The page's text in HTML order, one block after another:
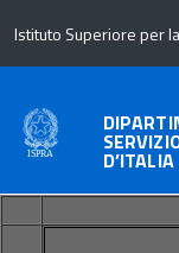
Istituto Superiore per
D’ITALIA